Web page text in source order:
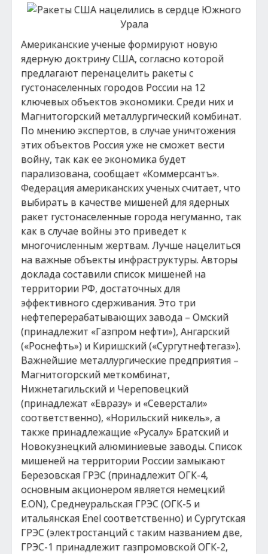
Американские ученые формируют новую
ядерную доктрину США, согласно которой
предлагают перенацелить ракеты с
густонаселенных городов России на 12
ключевых объектов экономики. Среди них и
Магнитогорский металлургический комбинат.
По мнению экспертов, в случае уничтожения
этих объектов Россия уже не сможет вести
войну, так как ее экономика будет
парализована, сообщает «Коммерсантъ».
Федерация американских ученых считает, что
выбирать в качестве мишеней для ядерных
ракет густонаселенные города негуманно, так
как в случае войны это приведет к
многочисленным жертвам. Лучше нацелиться
на важные объекты инфраструктуры. Авторы
доклада составили список мишеней на
территории РФ, достаточных для
эффективного сдерживания. Это три
нефтеперерабатывающих завода – Омский
(принадлежит «Газпром нефти»), Ангарский
(«Роснефть») и Киришский («Сургутнефтегаз»).
Важнейшие металлургические предприятия –
Магнитогорский меткомбинат,
Нижнетагильский и Череповецкий
(принадлежат «Евразу» и «Северстали»
соответственно), «Норильский никель», а
также принадлежащие «Русалу» Братский и
Новокузнецкий алюминиевые заводы. Список
мишеней на территории России замыкают
Березовская ГРЭС (принадлежит ОГК-4,
основным акционером является немецкий
E.ON), Среднеуральская ГРЭС (ОГК-5 и
итальянская Enel соответственно) и Сургутская
ГРЭС (электростанций с таким названием две,
ГРЭС-1 принадлежит газпромовской ОГК-2,